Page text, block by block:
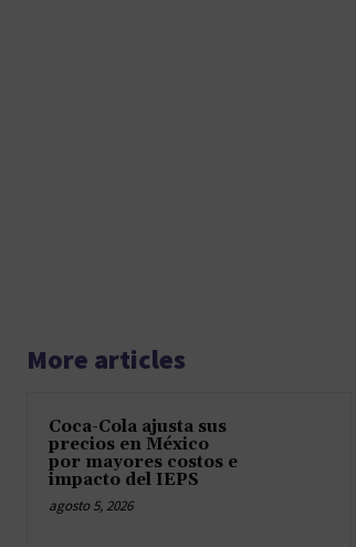
More articles
Coca-Cola ajusta sus
precios en México
por mayores costos e
impacto del IEPS
agosto 5, 2026